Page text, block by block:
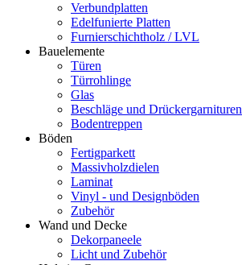
Verbundplatten
Edelfunierte Platten
Furnierschichtholz / LVL
Bauelemente
Türen
Türrohlinge
Glas
Beschläge und Drückergarnituren
Bodentreppen
Böden
Fertigparkett
Massivholzdielen
Laminat
Vinyl - und Designböden
Zubehör
Wand und Decke
Dekorpaneele
Licht und Zubehör